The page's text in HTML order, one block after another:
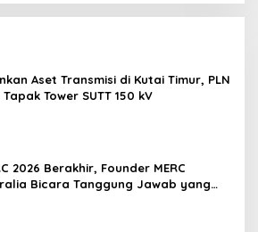
Aset Transmisi di Kutai Timur, PLN
Tapak Tower SUTT 150 kV
2026 Berakhir, Founder MERC
Bicara Tanggung Jawab yang